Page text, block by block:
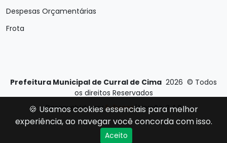
Despesas Orçamentárias
Frota
Prefeitura Municipal de Curral de Cima 2026 © Todos
os direitos Reservados
Desenvolvido por E-Ticons| Versão: 2.4.0
🍪 Usamos cookies essenciais para melhor
experiência, ao navegar você concorda com isso.
Aceito